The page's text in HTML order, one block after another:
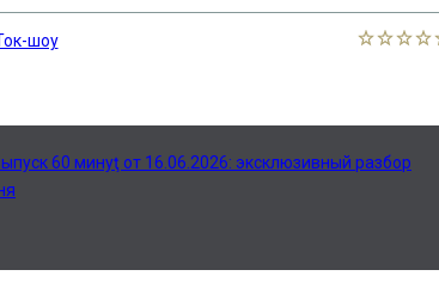
шоу
60 минуţ от 16.06.2026: эксклюзивный разбор